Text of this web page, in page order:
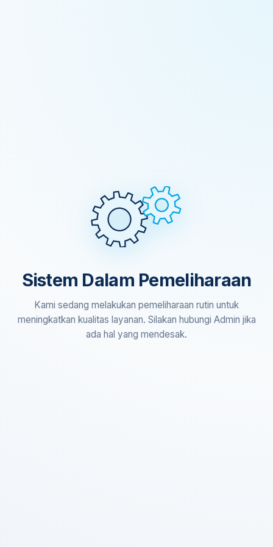
Sistem Dalam Pemeliharaan
Kami sedang melakukan pemeliharaan rutin untuk
meningkatkan kualitas layanan. Silakan hubungi Admin jika
ada hal yang mendesak.